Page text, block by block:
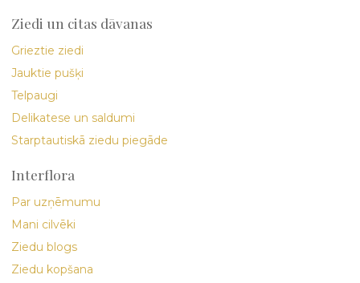
Ziedi un citas dāvanas
Grieztie ziedi
Jauktie pušķi
Telpaugi
Delikatese un saldumi
Starptautiskā ziedu piegāde
Interflora
Par uzņēmumu
Mani cilvēki
Ziedu blogs
Ziedu kopšana